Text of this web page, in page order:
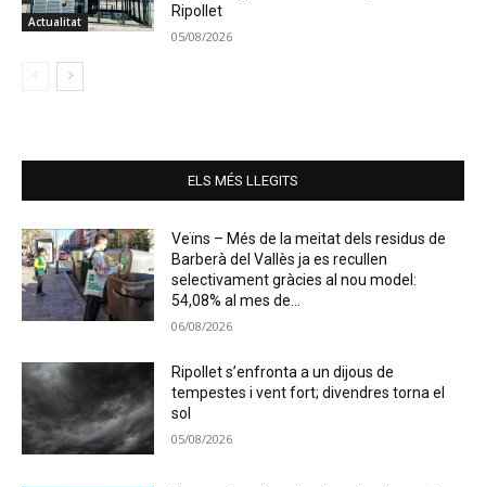
Actualitat
Ripollet
05/08/2026
ELS MÉS LLEGITS
Veïns – Més de la meitat dels residus de
Barberà del Vallès ja es recullen
selectivament gràcies al nou model:
54,08% al mes de...
06/08/2026
Ripollet s’enfronta a un dijous de
tempestes i vent fort; divendres torna el
sol
05/08/2026